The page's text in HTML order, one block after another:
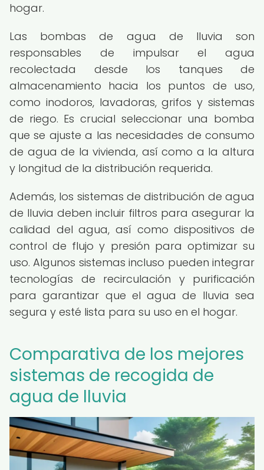
hogar.
Las bombas de agua de lluvia son
responsables de impulsar el agua
recolectada desde los tanques de
almacenamiento hacia los puntos de uso,
como inodoros, lavadoras, grifos y sistemas
de riego. Es crucial seleccionar una bomba
que se ajuste a las necesidades de consumo
de agua de la vivienda, así como a la altura
y longitud de la distribución requerida.
Además, los sistemas de distribución de agua
de lluvia deben incluir filtros para asegurar la
calidad del agua, así como dispositivos de
control de flujo y presión para optimizar su
uso. Algunos sistemas incluso pueden integrar
tecnologías de recirculación y purificación
para garantizar que el agua de lluvia sea
segura y esté lista para su uso en el hogar.
Comparativa de los mejores
sistemas de recogida de
agua de lluvia